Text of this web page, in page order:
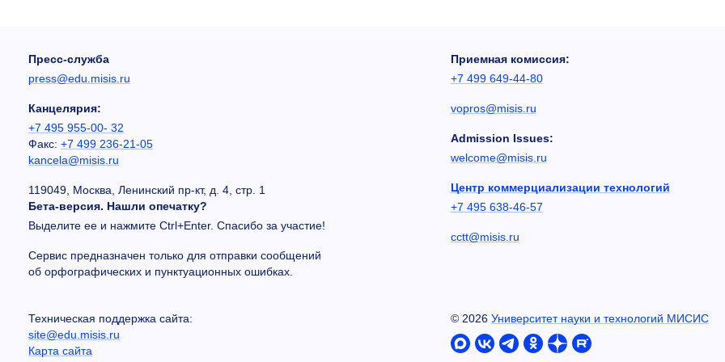
Пресс-служба
press@edu.misis.ru
Канцелярия:
+7 495 955-00- 32
Факс: +7 499 236-21-05
kancela@misis.ru
119049, Москва, Ленинский пр-кт, д. 4, стр. 1
Бета-версия. Нашли опечатку?
Выделите ее и нажмите Ctrl+Enter. Спасибо за участие!
Сервис предназначен только для отправки сообщений
об орфографических и пунктуационных ошибках.
Приемная комиссия:
+7 499 649-44-80
vopros@misis.ru
Admission Issues:
welcome@misis.ru
Центр коммерциализации технологий
+7 495 638-46-57
cctt@misis.ru
Техническая поддержка сайта:
site@edu.misis.ru
Карта сайта
© 2026 Университет науки и технологий МИСИС